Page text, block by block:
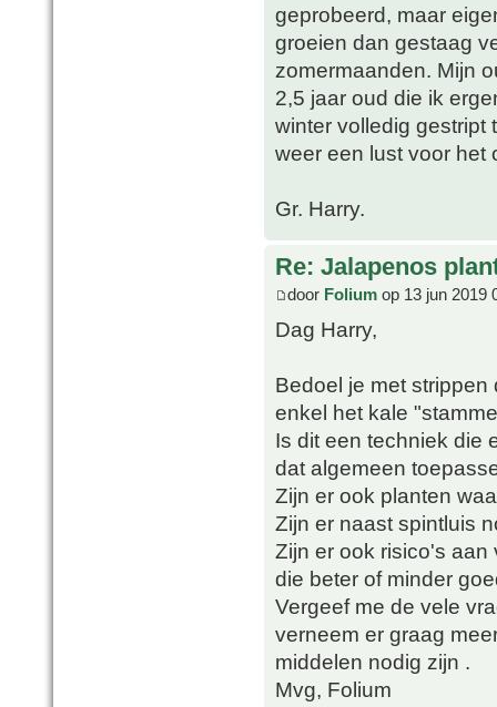
geprobeerd, maar
groeien dan gestaag
zomermaanden. Mijn
2,5 jaar oud die ik
winter volledig gestript
weer een lust voor het
Gr. Harry.
Re: Jalapenos
door Folium op 13 jun 2019
Dag Harry,
Bedoel je met
enkel het kale
Is dit een techniek die
dat algemeen
Zijn er ook planten
Zijn er naast spintluis
Zijn er ook risico's aan
die beter of minder
Vergeef me de vele
verneem er graag
middelen nodig zijn .
Mvg, Folium